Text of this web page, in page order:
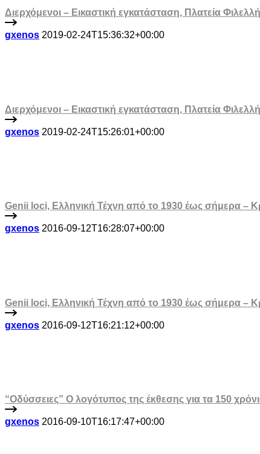
Διερχόμενοι – Εικαστική εγκατάσταση, Πλατεία
gxenos 2019-02-24T15:36:32+00:00
Διερχόμενοι – Εικαστική εγκατάσταση, Πλατεία
gxenos 2019-02-24T15:26:01+00:00
Genii loci, Ελληνική Τέχνη από το 1930 έως σήμερα –
gxenos 2016-09-12T16:28:07+00:00
Genii loci, Ελληνική Τέχνη από το 1930 έως σήμερα –
gxenos 2016-09-12T16:21:12+00:00
“Οδύσσειες” Ο λογότυπος της έκθεσης για τα 150
gxenos 2016-09-10T16:17:47+00:00